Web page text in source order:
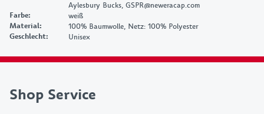
Farbe: weiß
Material: 100% Baumwolle, Netz: 100% Polyester
Geschlecht: Unisex
Shop Service